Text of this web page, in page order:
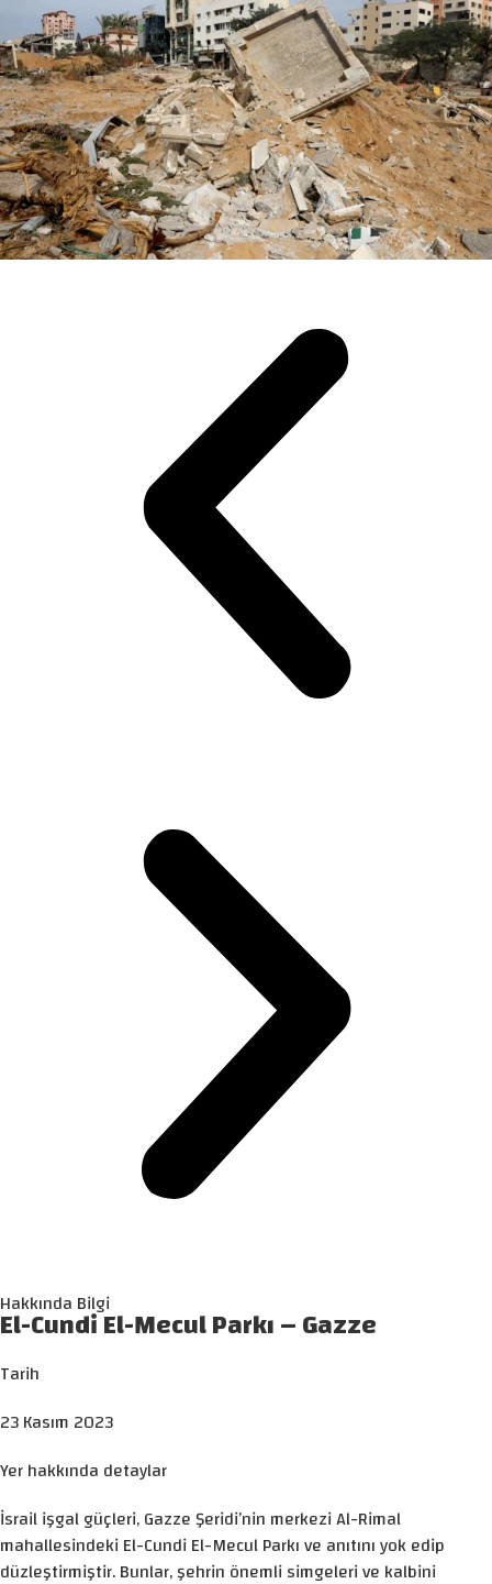
Hakkında Bilgi
El-Cundi El-Mecul Parkı – Gazze
Tarih
23 Kasım 2023
Yer hakkında detaylar
İsrail işgal güçleri, Gazze Şeridi’nin merkezi Al-Rimal
mahallesindeki El-Cundi El-Mecul Parkı ve anıtını yok edip
düzleştirmiştir. Bunlar, şehrin önemli simgeleri ve kalbini